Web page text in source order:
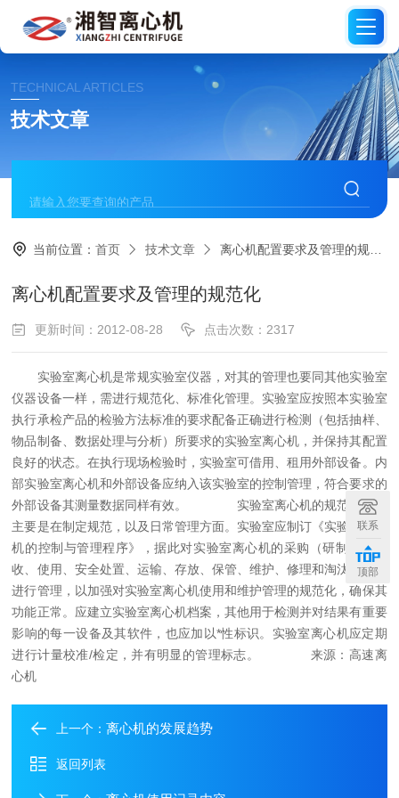
TECHNICAL ARTICLES
技术文章
当前位置：首页 技术文章 离心机配置要求及管理的规范化
离心机配置要求及管理的规范化
更新时间：2012-08-28 点击次数：2317
实验室离心机是常规实验室仪器，对其的管理也要同其他实验室
仪器设备一样，需进行规范化、标准化管理。实验室应按照本实验室
执行承检产品的检验方法标准的要求配备正确进行检测（包括抽样、
物品制备、数据处理与分析）所要求的实验室离心机，并保持其配置
良好的状态。在执行现场检验时，实验室可借用、租用外部设备。内
部实验室离心机和外部设备应纳入该实验室的控制管理，符合要求的
外部设备其测量数据同样有效。
实验室离心机的规范化管理
主要是在制定规范，以及日常管理方面。实验室应制订《实验室离心
机的控制与管理程序》，据此对实验室离心机的采购（研制）、验
收、使用、安全处置、运输、存放、保管、维护、修理和淘汰等环节
进行管理，以加强对实验室离心机使用和维护管理的规范化，确保其
功能正常。应建立实验室离心机档案，其他用于检测并对结果有重要
影响的每一设备及其软件，也应加以*性标识。实验室离心机应定期
进行计量校准/检定，并有明显的管理标志。
来源：高速离
心机
上一个：离心机的发展趋势
返回列表
联系
顶部